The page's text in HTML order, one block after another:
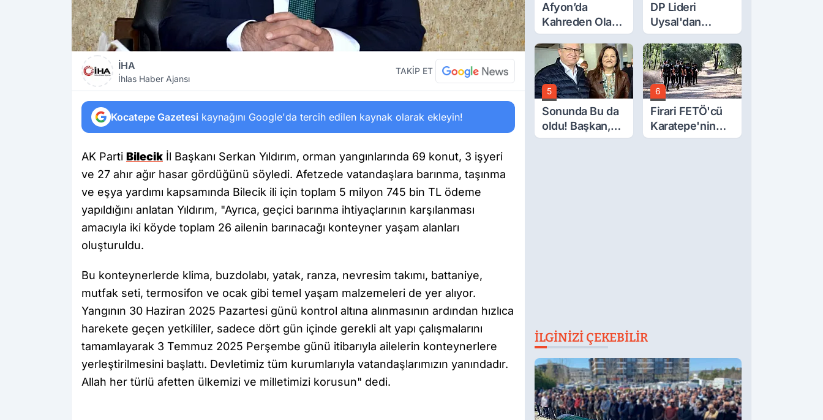
İHA
İhlas Haber Ajansı
TAKİP ET
Kocatepe Gazetesi kaynağını Google'da tercih edilen kaynak olarak ekleyin!
AK Parti Bilecik İl Başkanı Serkan Yıldırım, orman yangınlarında 69 konut, 3 işyeri
ve 27 ahır ağır hasar gördüğünü söyledi. Afetzede vatandaşlara barınma, taşınma
ve eşya yardımı kapsamında Bilecik ili için toplam 5 milyon 745 bin TL ödeme
yapıldığını anlatan Yıldırım, "Ayrıca, geçici barınma ihtiyaçlarının karşılanması
amacıyla iki köyde toplam 26 ailenin barınacağı konteyner yaşam alanları
oluşturuldu.
Bu konteynerlerde klima, buzdolabı, yatak, ranza, nevresim takımı, battaniye,
mutfak seti, termosifon ve ocak gibi temel yaşam malzemeleri de yer alıyor.
Yangının 30 Haziran 2025 Pazartesi günü kontrol altına alınmasının ardından hızlıca
harekete geçen yetkililer, sadece dört gün içinde gerekli alt yapı çalışmalarını
tamamlayarak 3 Temmuz 2025 Perşembe günü itibarıyla ailelerin konteynerlere
yerleştirilmesini başlattı. Devletimiz tüm kurumlarıyla vatandaşlarımızın yanındadır.
Allah her türlü afetten ülkemizi ve milletimizi korusun" dedi.
Afyon’da
Kahreden Olay:
6 Yaşındaki
Çocuk 6. Kattan
Düştü
DP Lideri
Uysal'dan
Çerçeve Yasa
Tepkisi: Öcalan
Meclis'in
Üzerine Çıkarıldı
5
Sonunda Bu da
oldu! Başkan,
Meclis Üyesini
6
Firari FETÖ'cü
Karatepe'nin
Gösterdiği
İLGINIZI ÇEKEBILIR